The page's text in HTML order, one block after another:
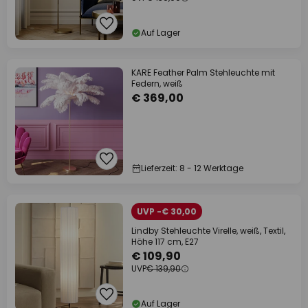
Auf Lager
KARE Feather Palm Stehleuchte mit
Federn, weiß
€ 369,00
Lieferzeit: 8 - 12 Werktage
UVP -€ 30,00
Lindby Stehleuchte Virelle, weiß, Textil,
Höhe 117 cm, E27
€ 109,90
UVP€ 139,90
Auf Lager